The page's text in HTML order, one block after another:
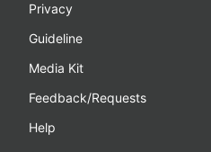
Privacy
Guideline
Media Kit
Feedback/Requests
Help